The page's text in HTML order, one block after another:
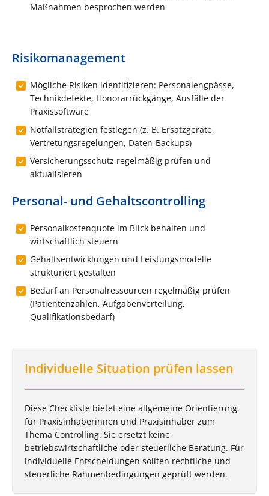
Maßnahmen besprochen werden
Risikomanagement
Mögliche Risiken identifizieren: Personalengpässe,
Technikdefekte, Honorarrückgänge, Ausfälle der
Praxissoftware
Notfallstrategien festlegen (z. B. Ersatzgeräte,
Vertretungsregelungen, Daten-Backups)
Versicherungsschutz regelmäßig prüfen und
aktualisieren
Personal- und Gehaltscontrolling
Personalkostenquote im Blick behalten und
wirtschaftlich steuern
Gehaltsentwicklungen und Leistungsmodelle
strukturiert gestalten
Bedarf an Personalressourcen regelmäßig prüfen
(Patientenzahlen, Aufgabenverteilung,
Qualifikationsbedarf)
Individuelle Situation prüfen lassen
Diese Checkliste bietet eine allgemeine Orientierung
für Praxisinhaberinnen und Praxisinhaber zum
Thema Controlling. Sie ersetzt keine
betriebswirtschaftliche oder steuerliche Beratung. Für
individuelle Entscheidungen sollten rechtliche und
steuerliche Rahmenbedingungen geprüft werden.